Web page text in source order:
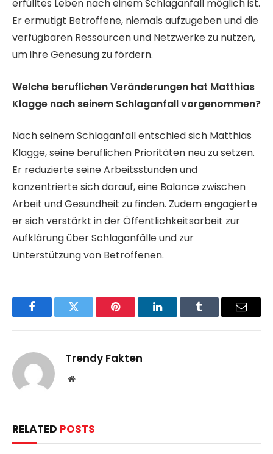
erfülltes Leben nach einem Schlaganfall möglich ist.
Er ermutigt Betroffene, niemals aufzugeben und die
verfügbaren Ressourcen und Netzwerke zu nutzen,
um ihre Genesung zu fördern.
Welche beruflichen Veränderungen hat Matthias
Klagge nach seinem Schlaganfall vorgenommen?
Nach seinem Schlaganfall entschied sich Matthias
Klagge, seine beruflichen Prioritäten neu zu setzen.
Er reduzierte seine Arbeitsstunden und
konzentrierte sich darauf, eine Balance zwischen
Arbeit und Gesundheit zu finden. Zudem engagierte
er sich verstärkt in der Öffentlichkeitsarbeit zur
Aufklärung über Schlaganfälle und zur
Unterstützung von Betroffenen​.
FacebookTwitter Pinterest LinkedInTumblr Email
Trendy Fakten
Website
RELATED POSTS